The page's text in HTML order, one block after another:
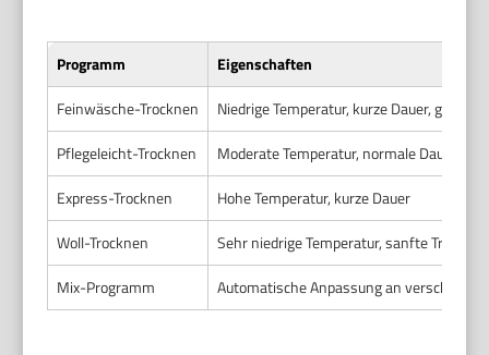
Programm
Eigenschaften
Feinwäsche-Trocknen
Niedrige Temperatur, kurze Dauer,
Pflegeleicht-Trocknen
Moderate Temperatur, normale Dauer,
Express-Trocknen
Hohe Temperatur, kurze Dauer
Woll-Trocknen
Sehr niedrige Temperatur, sanfte
Mix-Programm
Automatische Anpassung an